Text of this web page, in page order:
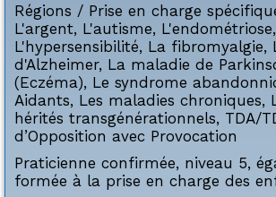
Régions / Prise en charge
L'argent, L'autisme, L'endométriose,
L'hypersensibilité, La fibromyalgie,
d'Alzheimer, La maladie de
(Eczéma), Le syndrome
Aidants, Les maladies chroniques,
hérités transgénérationnels, TDA/
d’Opposition avec Provocation
Praticienne confirmée, niveau 5,
formée à la prise en charge des